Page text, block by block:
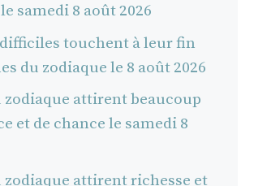
samedi 8 août 2026
touchent à leur fin
du zodiaque le 8 août 2026
zodiaque attirent beaucoup
et de chance le samedi 8
zodiaque attirent richesse et